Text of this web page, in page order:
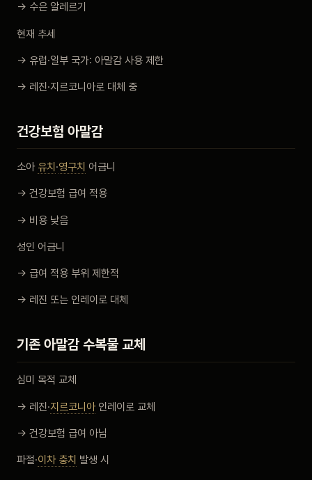
→ 수은 알레르기
현재 추세
→ 유럽·일부 국가: 아말감 사용 제한
→ 레진·지르코니아로 대체 중
건강보험 아말감
소아 유치 ·영구치 어금니
→ 건강보험 급여 적용
→ 비용 낮음
성인 어금니
→ 급여 적용 부위 제한적
→ 레진 또는 인레이로 대체
기존 아말감 수복물 교체
심미 목적 교체
→ 레진·지르코니아인레이로 교체
→ 건강보험 급여 아님
파절·이차 충치 발생 시